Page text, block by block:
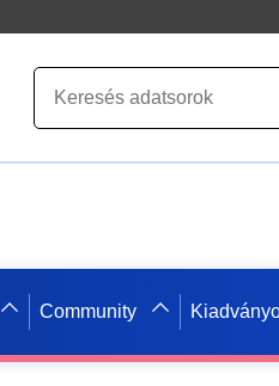
Community